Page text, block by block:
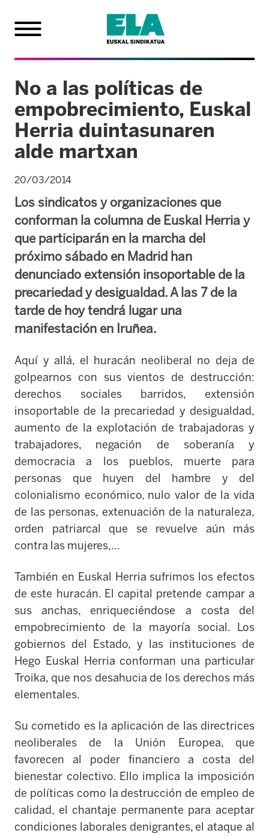
No a las políticas de
empobrecimiento, Euskal
Herria duintasunaren
alde martxan
20/03/2014
Los sindicatos y organizaciones que
conforman la columna de Euskal Herria y
que participarán en la marcha del
próximo sábado en Madrid han
denunciado extensión insoportable de la
precariedad y desigualdad. A las 7 de la
tarde de hoy tendrá lugar una
manifestación en Iruñea.
Aquí y allá, el huracán neoliberal no deja de
golpearnos con sus vientos de destrucción:
derechos sociales barridos, extensión
insoportable de la precariedad y desigualdad,
aumento de la explotación de trabajadoras y
trabajadores, negación de soberanía y
democracia a los pueblos, muerte para
personas que huyen del hambre y del
colonialismo económico, nulo valor de la vida
de las personas, extenuación de la naturaleza,
orden patriarcal que se revuelve aún más
contra las mujeres,...
También en Euskal Herria sufrimos los efectos
de este huracán. El capital pretende campar a
sus anchas, enriqueciéndose a costa del
empobrecimiento de la mayoría social. Los
gobiernos del Estado, y las instituciones de
Hego Euskal Herria conforman una particular
Troika, que nos desahucia de los derechos más
elementales.
Su cometido es la aplicación de las directrices
neoliberales de la Unión Europea, que
favorecen al poder financiero a costa del
bienestar colectivo. Ello implica la imposición
de políticas como la destrucción de empleo de
calidad, el chantaje permanente para aceptar
condiciones laborales denigrantes, el ataque al